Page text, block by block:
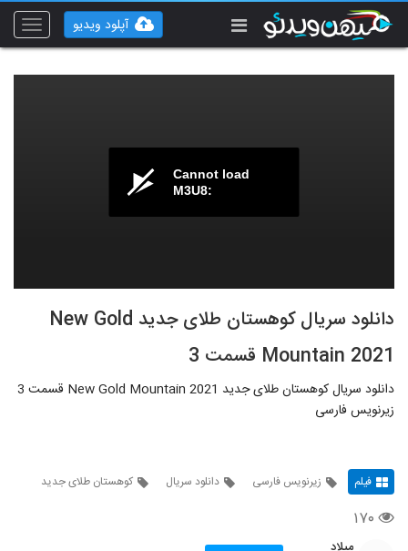
Toggle
آپلود ویدیو
Cannot load
M3U8:
دانلود سریال کوهستان طلای جدید New Gold
Mountain 2021 قسمت 3
دانلود سریال کوهستان طلای جدید New Gold Mountain 2021 قسمت 3
زیرنویس فارسی
فیلم زیرنویس فارسی دانلود سریال کوهستان طلای جدید
۱۷۰